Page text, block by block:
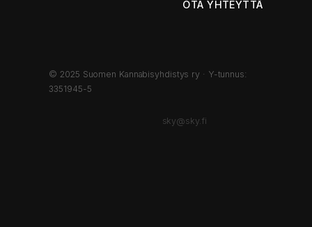
OTA YHTEYTTÄ
© 2025 Suomen Kannabisyhdistys ry · Y-tunnus:
3351945-5
sky@sky.fi